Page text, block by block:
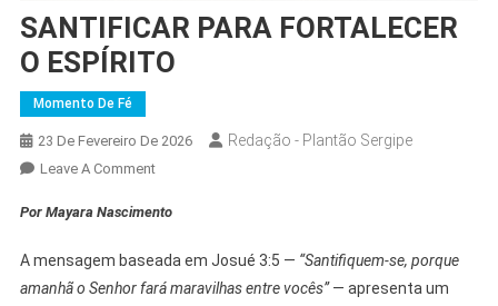
SANTIFICAR PARA FORTALECER
O ESPÍRITO
Momento De Fé
23 De Fevereiro De 2026 Redação - Plantão Sergipe
Leave A CommentOn
PARA
O
ESPÍRITO
Por Mayara Nascimento
A mensagem baseada em Josué 3:5 — “Santifiquem-se, porque
amanhã o Senhor fará maravilhas entre vocês”— apresenta um